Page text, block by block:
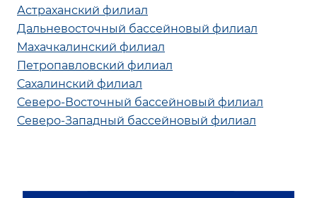
Астраханский филиал
Дальневосточный бассейновый филиал
Махачкалинский филиал
Петропавловский филиал
Сахалинский филиал
Северо-Восточный бассейновый филиал
Северо-Западный бассейновый филиал